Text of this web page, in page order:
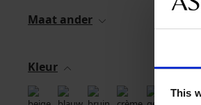
This
Maat ander
Kleur